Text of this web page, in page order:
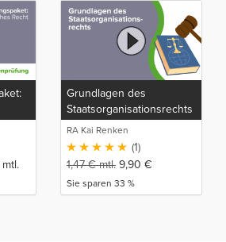
mtl.
Grundlagen des
Staatsorganisationsrechts
RA Kai Renken
(1)
1,47€mtl. 9,90 €
Sie sparen 33 %